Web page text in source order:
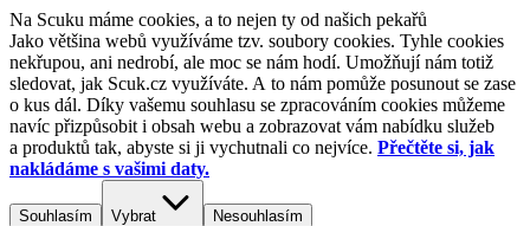
Na Scuku máme cookies, a to nejen ty od našich pekařů
Jako většina webů využíváme tzv. soubory cookies. Tyhle cookies
nekřupou, ani nedrobí, ale moc se nám hodí. Umožňují nám totiž
sledovat, jak Scuk.cz využíváte. A to nám pomůže posunout se zase
o kus dál. Díky vašemu souhlasu se zpracováním cookies můžeme
navíc přizpůsobit i obsah webu a zobrazovat vám nabídku služeb
a produktů tak, abyste si ji vychutnali co nejvíce. Přečtěte si, jak
nakládáme s vašimi daty.
Souhlasím Vybrat Nesouhlasím